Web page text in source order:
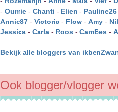
- Oumie - Chanti - Elien - Pauline26
Annie87 - Victoria - Flow - Amy -
Jessica - Carla - Roos - CamBes -
Bekijk alle bloggers van
Ook blogger/vlogger